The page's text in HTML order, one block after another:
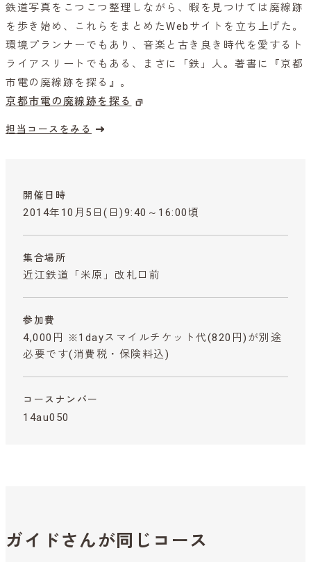
鉄道写真をこつこつ整理しながら、暇を見つけては廃線跡
を歩き始め、これらをまとめたWebサイトを立ち上げた。
環境プランナーでもあり、音楽と古き良き時代を愛するト
ライアスリートでもある、まさに「鉄」人。著書に『京都
市電の廃線跡を探る』。
京都市電の廃線跡を探る
担当コースをみる
開催日時
2014年10月5日(日)9:40～16:00頃
集合場所
近江鉄道「米原」改札口前
参加費
4,000円 ※1dayスマイルチケット代(820円)が別途
必要です(消費税・保険料込)
コースナンバー
14au050
ガイドさんが同じコース